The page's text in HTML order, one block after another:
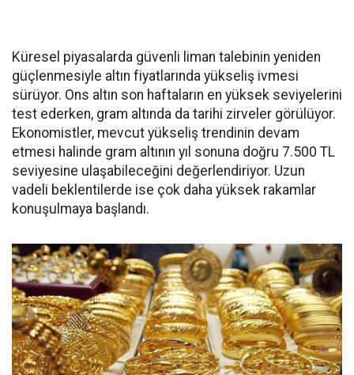
Küresel piyasalarda güvenli liman talebinin yeniden
güçlenmesiyle altın fiyatlarında yükseliş ivmesi
sürüyor. Ons altın son haftaların en yüksek seviyelerini
test ederken, gram altında da tarihi zirveler görülüyor.
Ekonomistler, mevcut yükseliş trendinin devam
etmesi halinde gram altının yıl sonuna doğru 7.500 TL
seviyesine ulaşabileceğini değerlendiriyor. Uzun
vadeli beklentilerde ise çok daha yüksek rakamlar
konuşulmaya başlandı.